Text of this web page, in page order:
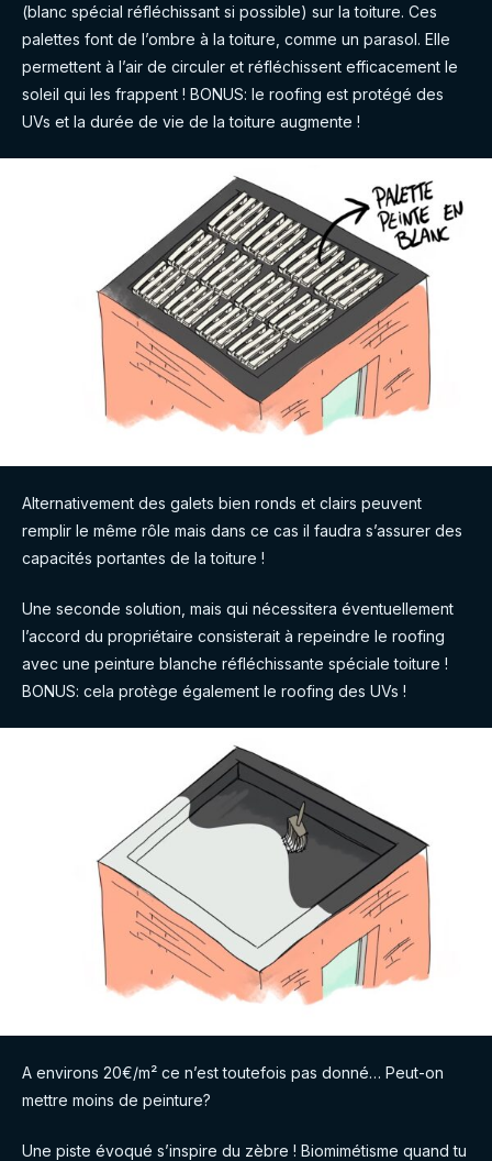
(blanc spécial réfléchissant si possible) sur la toiture. Ces
palettes font de l’ombre à la toiture, comme un parasol. Elle
permettent à l’air de circuler et réfléchissent efficacement le
soleil qui les frappent ! BONUS: le roofing est protégé des
UVs et la durée de vie de la toiture augmente !
Alternativement des galets bien ronds et clairs peuvent
remplir le même rôle mais dans ce cas il faudra s’assurer des
capacités portantes de la toiture !
Une seconde solution, mais qui nécessitera éventuellement
l’accord du propriétaire consisterait à repeindre le roofing
avec une peinture blanche réfléchissante spéciale toiture !
BONUS: cela protège également le roofing des UVs !
A environs 20€/m² ce n’est toutefois pas donné… Peut-on
mettre moins de peinture?
Une piste évoqué s’inspire du zèbre ! Biomimétisme quand tu